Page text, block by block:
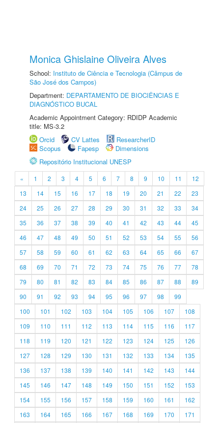
Monica Ghislaine Oliveira Alves
School: Instituto de Ciência e Tecnologia (Câmpus de
São José dos Campos)
Department: DEPARTAMENTO DE BIOCIÊNCIAS E
DIAGNÓSTICO BUCAL
Academic Appointment Category: RDIDP Academic
title: MS-3.2
Orcid
CV Lattes
ResearcherID
Scopus
Fapesp
Dimensions
Repositório Institucional UNESP
« 1 2 3 4 5 6 7 8 9 10 11
12
13
14 15 16 17 18 19 20 21 22
23
24
25 26 27 28 29 30 31 32 33
34
35
36 37 38 39 40 41 42 43 44
45
46
47 48 49 50 51 52 53 54 55
56
57
58 59 60 61 62 63 64 65 66
67
68
69 70 71 72 73 74 75 76 77
78
79
80 81 82 83 84 85 86 87 88
89
90
91 92 93 94 95 96 97 98
99
100
101 102 103 104 105 106 107
108
109
110 111 112 113 114 115 116
117
118
119 120 121 122 123 124 125
126
127
128 129 130 131 132 133 134
135
136
137 138 139 140 141 142 143
144
145
146 147 148 149 150 151 152
153
154
155 156 157 158 159 160 161
162
163
164 165 166 167 168 169 170
171